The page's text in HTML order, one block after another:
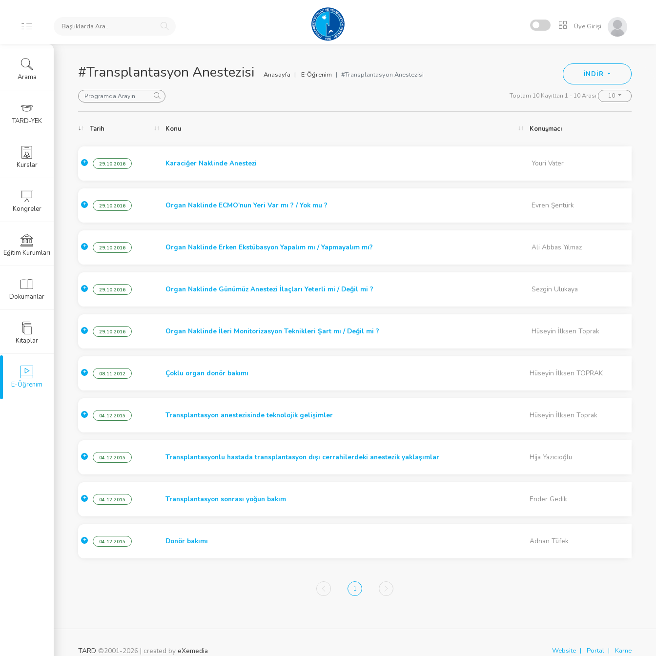
Üye Girişi
#Transplantasyon Anestezisi İNDİR
Anasayfa E-Öğrenim #Transplantasyon Anestezisi
Toplam 10 Kayıttan 1 - 10 Arası 10
Tarih Konu Konuşmacı
29.10.2016 Karaciğer Naklinde Anestezi Youri Vater
29.10.2016 Organ Naklinde ECMO'nun Yeri Var mı ? / Yok mu ? Evren Şentürk
29.10.2016 Organ Naklinde Erken Ekstübasyon Yapalım mı / Yapmayalım mı? Ali Abbas Yılmaz
29.10.2016 Organ Naklinde Günümüz Anestezi İlaçları Yeterli mi / Değil mi ? Sezgin Ulukaya
29.10.2016 Organ Naklinde İleri Monitorizasyon Teknikleri Şart mı / Değil mi ? Hüseyin İlksen Toprak
08.11.2012 Çoklu organ donör bakımı Hüseyin İlksen TOPRAK
04.12.2015 Transplantasyon anestezisinde teknolojik gelişimler Hüseyin İlksen Toprak
04.12.2015 Transplantasyonlu hastada transplantasyon dışı cerrahilerdeki anestezik yaklaşımlar Hija Yazıcıoğlu
04.12.2015 Transplantasyon sonrası yoğun bakım Ender Gedik
04.12.2015 Donör bakımı Adnan Tüfek
1
Arama
TARD-YEK
Kurslar
Kongreler
Eğitim Kurumları
Dokümanlar
Kitaplar
E-Öğrenim
TARD ©2001-2026 | created by eXemedia Website Portal Karne